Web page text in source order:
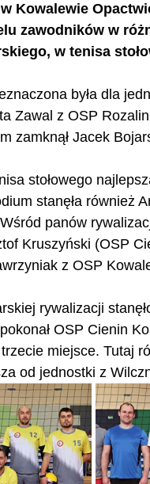
Kowalewie
zawodników w
w tenisa
była dla
Zawal z OSP
zamknął Jacek
stołowego
stanęła również
panów
Kruszyński (OSP
z OSP
rywalizacji
OSP Cienin
miejsce. Tutaj
od jednostki z